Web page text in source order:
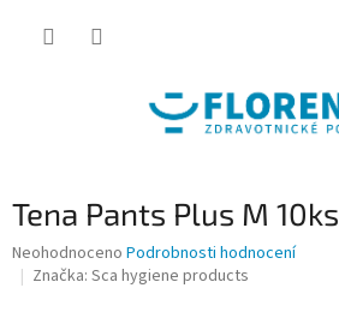
Tena Pants Plus M 10ks
Průměrné
hodnocení
Neohodnoceno Podrobnosti hodnocení
Značka: Sca hygiene products